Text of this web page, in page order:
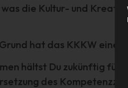
die Kultur- und
hat das KKKW eine
hältst Du zukünftig für
des